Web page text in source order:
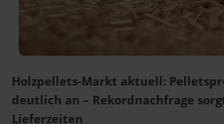
Holzpellets-Markt aktuell:
deutlich an – Rekordnachfrage
Lieferzeiten